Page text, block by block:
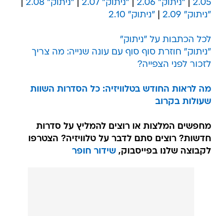
2.05
"ניתוק" 2.06 "ניתוק" 2.07 "ניתוק" 2.08
"ניתוק" 2.09
"ניתוק" 2.10
לכל הכתבות על "ניתוק"
"ניתוק" חוזרת סוף סוף עם עונה שנייה: מה צריך
לזכור לפני הצפייה?
מה לראות החודש בטלוויזיה: כל הסדרות השוות
שעולות בקרוב
מחפשים המלצות או רוצים להמליץ על סדרות
חדשות? רוצים סתם לדבר על טלוויזיה? הצטרפו
לקבוצה שלנו בפייסבוק, שידור חופר